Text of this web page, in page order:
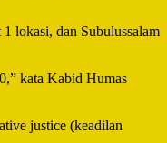
lokasi, dan Subulussalam
kata Kabid Humas
justice (keadilan